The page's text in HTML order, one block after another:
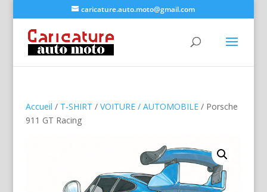
caricature.auto.moto@gmail.com
Accueil / T-SHIRT / VOITURE / AUTOMOBILE/ Porsche
911 GT Racing